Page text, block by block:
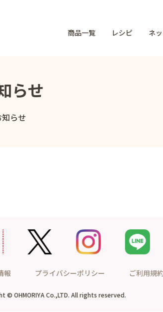
商品一覧 レシピ ネ
らせ
らせ
報 プライバシーポリシー ご利用規
© OHMORIYA Co.,LTD. All rights reserved.